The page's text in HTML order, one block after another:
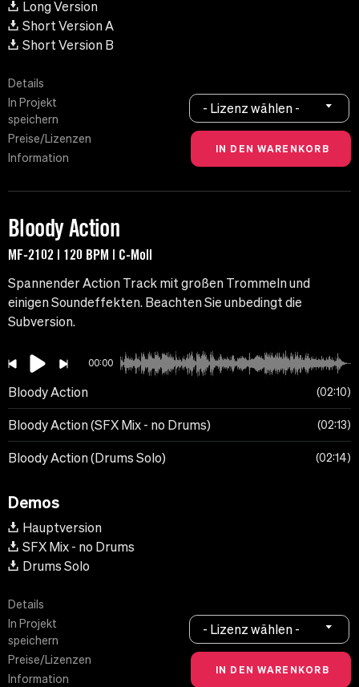
Long Version
Short Version A
Short Version B
Details
In Projekt
speichern
Preise/Lizenzen
Information
- Lizenz wählen -
Bloody Action
MF-2102 | 120 BPM | C-Moll
Spannender Action Track mit großen Trommeln und
einigen Soundeffekten. Beachten Sie unbedingt die
Subversion.
00:00
Bloody Action 02:10
Bloody Action (SFX Mix - no Drums) 02:13
Bloody Action (Drums Solo) 02:14
Demos
Hauptversion
SFX Mix - no Drums
Drums Solo
Details
In Projekt
speichern
Preise/Lizenzen
Information
- Lizenz wählen -